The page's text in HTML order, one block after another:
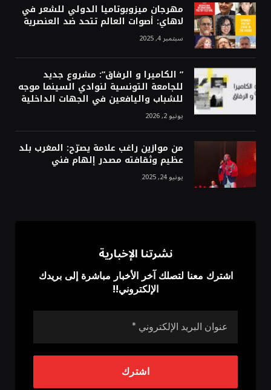
مهرجان ميزوبوتاميا الدولي للشعر في
لاهاي: أصوات العالم تتحد ضد العنصرية
سبتمبر 4, 2025
” الكاميرا و الرفاق”: مشروع جديد
للجامعة التونسية لنوادي السينما موجه
للشباب واليافعين في الجهات الداخلية
يونيو 2, 2026
من موازين راغب علامة يصرّح: المغرب بلد
عظيم وثقافته مصدر إلهام فني
يونيو 24, 2025
نشرتنا الإخبارية
اشترك معنا لتصلك آخر الأخبار مباشرة إلى بريدك
الإلكتروني!!